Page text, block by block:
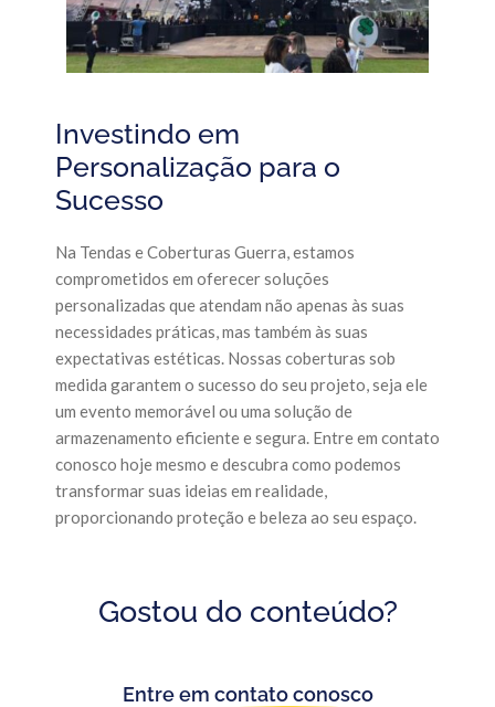
Investindo em
Personalização para o
Sucesso
Na Tendas e Coberturas Guerra, estamos
comprometidos em oferecer soluções
personalizadas que atendam não apenas às suas
necessidades práticas, mas também às suas
expectativas estéticas. Nossas coberturas sob
medida garantem o sucesso do seu projeto, seja ele
um evento memorável ou uma solução de
armazenamento eficiente e segura. Entre em contato
conosco hoje mesmo e descubra como podemos
transformar suas ideias em realidade,
proporcionando proteção e beleza ao seu espaço.
Gostou do conteúdo?
Entre em contato conosco